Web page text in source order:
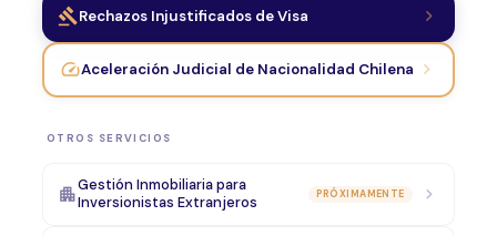
gavelRechazos Injustificados de Visa chevron_right
speedAceleración Judicial de Nacionalidad Chilena chevron_right
OTROS SERVICIOS
apartmentGestión Inmobiliaria para
Inversionistas Extranjeros
PRÓXIMAMENTE chevron_right